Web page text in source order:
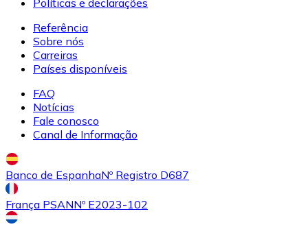
Políticas e declarações
Referência
Sobre nós
Carreiras
Países disponíveis
FAQ
Notícias
Fale conosco
Canal de Informação
Banco de EspanhaNº Registro D687
França PSANNº E2023-102